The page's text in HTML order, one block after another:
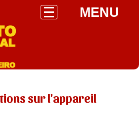
MENU
sur l'appareil